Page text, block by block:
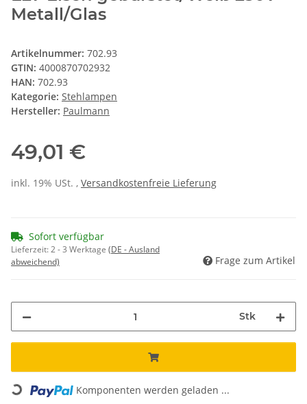
Metall/Glas
Artikelnummer: 702.93
GTIN: 4000870702932
HAN: 702.93
Kategorie: Stehlampen
Hersteller: Paulmann
49,01 €
inkl. 19% USt. , Versandkostenfreie Lieferung
Sofort verfügbar
Lieferzeit:2 - 3 Werktage (DE - Ausland
abweichend)
Frage zum Artikel
Stk
Loading... Komponenten werden geladen ...